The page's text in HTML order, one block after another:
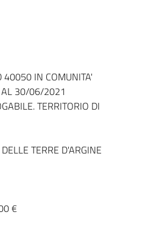
40050 IN COMUNITA'
AL 30/06/2021
TERRITORIO DI
TERRE D'ARGINE
€